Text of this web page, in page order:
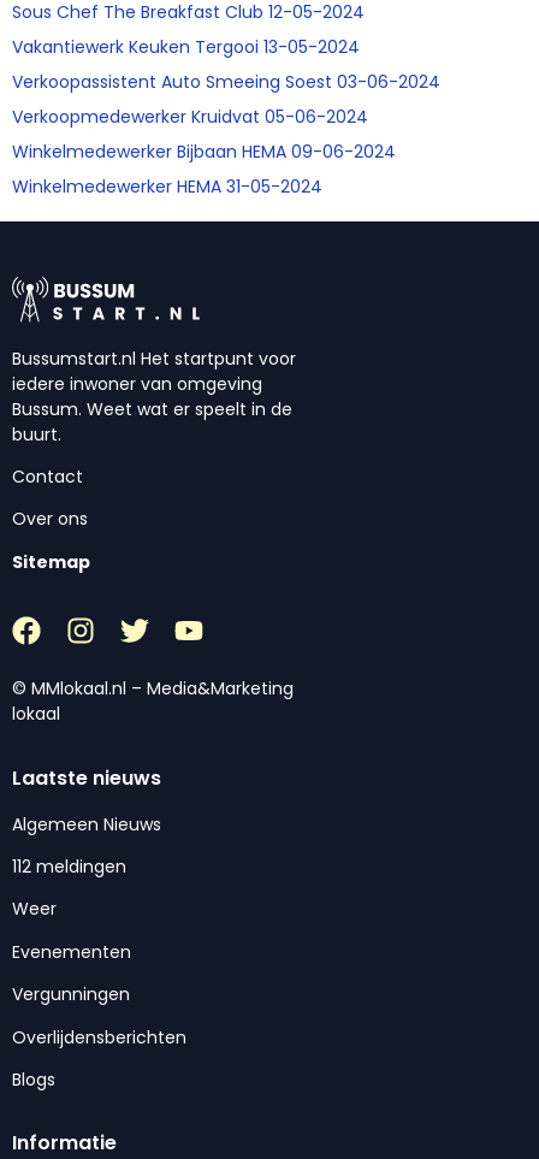
Sous Chef The Breakfast Club 12-05-2024
Vakantiewerk Keuken Tergooi 13-05-2024
Verkoopassistent Auto Smeeing Soest 03-06-2024
Verkoopmedewerker Kruidvat 05-06-2024
Winkelmedewerker Bijbaan HEMA 09-06-2024
Winkelmedewerker HEMA 31-05-2024
Bussumstart.nl Het startpunt voor
iedere inwoner van omgeving
Bussum. Weet wat er speelt in de
buurt.
Contact
Over ons
Sitemap
© MMlokaal.nl – Media&Marketing
lokaal
Laatste nieuws
Algemeen Nieuws
112 meldingen
Weer
Evenementen
Vergunningen
Overlijdensberichten
Blogs
Informatie